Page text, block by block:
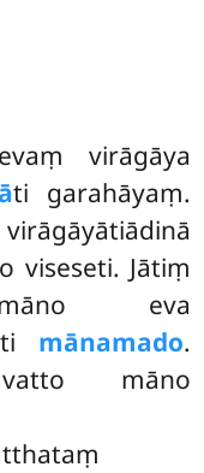
virāgāya
ti garahāyaṃ.
viseseti. Jātiṃ
eva
mānamado.
māno